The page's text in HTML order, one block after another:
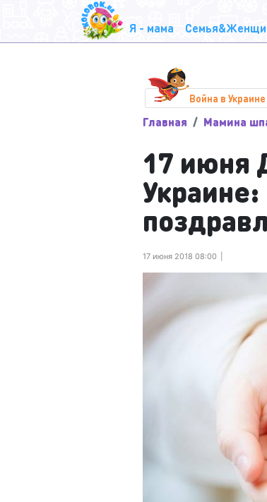
Я - мама
Война в Украине
Главная Мамина
17 июня
17 июня 2018 08:00